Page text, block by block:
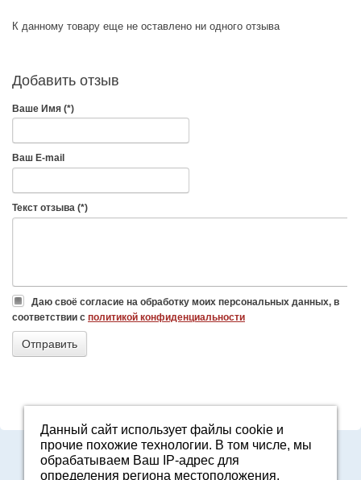
К данному товару еще не оставлено ни одного отзыва
Добавить отзыв
Ваше Имя (*)
Ваш E-mail
Текст отзыва (*)
Даю своё согласие на обработку моих персональных данных, в
соответствии с политикой конфиденциальности
8-800-7000-371
2161601@agro96.ru
Данный сайт использует файлы cookie и
прочие похожие технологии. В том числе, мы
обрабатываем Ваш IP-адрес для
определения региона местоположения.